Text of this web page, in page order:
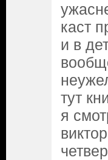
каст
и в
тут
я